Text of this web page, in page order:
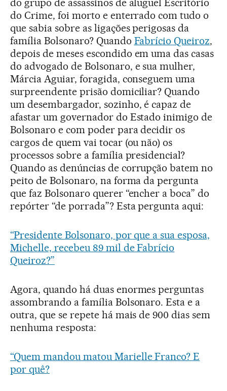
do Crime, foi morto e enterrado com tudo o
que sabia sobre as ligações perigosas da
família Bolsonaro? Quando Fabrício Queiroz,
depois de meses escondido em uma das casas
do advogado de Bolsonaro, e sua mulher,
Márcia Aguiar, foragida, conseguem uma
surpreendente prisão domiciliar? Quando
um desembargador, sozinho, é capaz de
afastar um governador do Estado inimigo de
Bolsonaro e com poder para decidir os
cargos de quem vai tocar (ou não) os
processos sobre a família presidencial?
Quando as denúncias de corrupção batem no
peito de Bolsonaro, na forma da pergunta
que faz Bolsonaro querer “encher a boca” do
repórter “de porrada”? Esta pergunta aqui:
“Presidente Bolsonaro, por que a sua esposa,
Michelle, recebeu 89 mil de Fabrício
Queiroz?”
Agora, quando há duas enormes perguntas
assombrando a família Bolsonaro. Esta e a
outra, que se repete há mais de 900 dias sem
nenhuma resposta:
“Quem mandou matou Marielle Franco? E
por quê?